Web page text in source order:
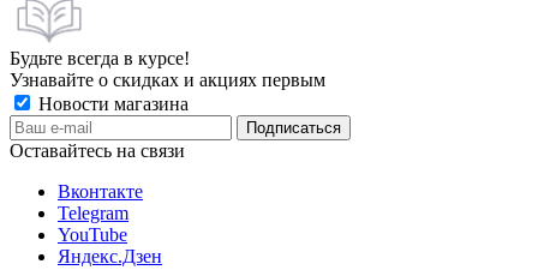
Будьте всегда в курсе!
Узнавайте о скидках и акциях первым
Новости магазина
Оставайтесь на связи
Вконтакте
Telegram
YouTube
Яндекс.Дзен